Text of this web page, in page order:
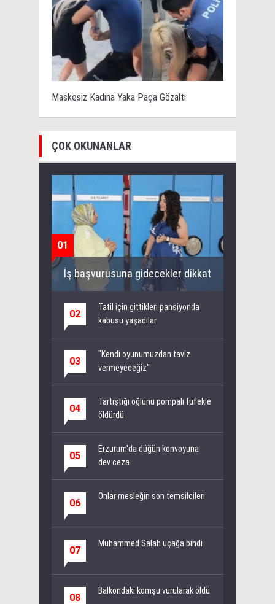
Maskesiz Kadına Yaka Paça Gözaltı
ÇOK OKUNANLAR
01
İş başvurusuna gidecekler dikkat
02
Tatil için gittikleri pansiyonda
kabusu yaşadılar
03
"Kendi oyunumuzdan taviz
vermeyeceğiz"
04
Tartıştığı oğlunu pompalı tüfekle
öldürdü
05
Erzurum'da düğün konvoyuna
dev ceza
06
Onlar mesleğin son temsilcileri
07
Muhammed Salah uçağa bindi
08
Balkondaki komşu vurularak öldü